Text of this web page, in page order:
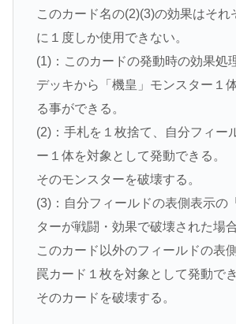
このカード名の(2)(3)の効果はそれ
に１度しか使用できない。
(1)：このカードの発動時の効果処
デッキから「機皇」モンスター１
る事ができる。
(2)：手札を１枚捨て、自分フィー
ー１体を対象として発動できる。
そのモンスターを破壊する。
(3)：自分フィールドの表側表示の
ターが戦闘・効果で破壊された場合
このカード以外のフィールドの表
罠カード１枚を対象として発動でき
そのカードを破壊する。